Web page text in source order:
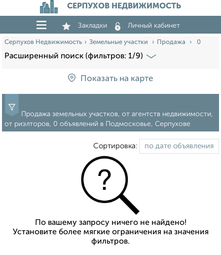
СЕРПУХОВ НЕДВИЖИМОСТЬ
Закладки Личный кабинет
Серпухов Недвижимость Земельные участки Продажа 0
Расширенный поиск (фильтров: 1/9)
Показать на карте
Продажа земельных участков, от агентств недвижимости,
от риэлторов, 0 объявлений в Подмосковье, Серпухове
Сортировка:
По вашему запросу ничего не найдено!
Установите более мягкие ограничения на значения
фильтров.